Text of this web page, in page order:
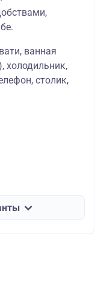
ванная
холодильник,
столик,